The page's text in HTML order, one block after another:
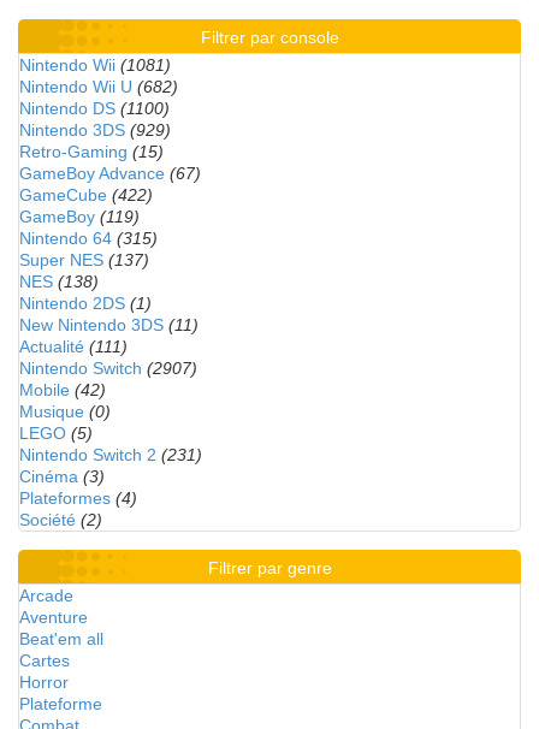
Filtrer par console
Nintendo Wii (1081)
Nintendo Wii U (682)
Nintendo DS (1100)
Nintendo 3DS (929)
Retro-Gaming (15)
GameBoy Advance (67)
GameCube (422)
GameBoy (119)
Nintendo 64 (315)
Super NES (137)
NES (138)
Nintendo 2DS (1)
New Nintendo 3DS (11)
Actualité (111)
Nintendo Switch (2907)
Mobile (42)
Musique (0)
LEGO (5)
Nintendo Switch 2 (231)
Cinéma (3)
Plateformes (4)
Société (2)
Filtrer par genre
Arcade
Aventure
Beat'em all
Cartes
Horror
Plateforme